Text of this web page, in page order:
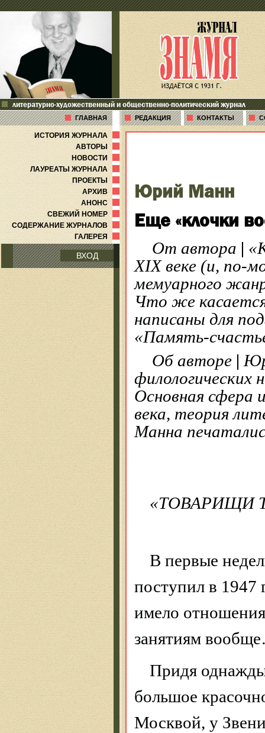
литературно-художественный и общественно-политический журнал
ГЛАВНАЯ РЕДАКЦИЯ КОНТАКТЫ
ИСТОРИЯ ЖУРНАЛА
АВТОРЫ
НОВОСТИ
ЛАУРЕАТЫ ЖУРНАЛА
ПРОЕКТЫ
АРХИВ
АНОНС
СВЕЖИЙ НОМЕР
СОДЕРЖАНИЕ ЖУРНАЛОВ
ГАЛЕРЕЯ
ВХОД
Юрий Манн
Еще «клочки
От автора |
XIX веке (и, по-
мемуарного
Что же
написаны для
«Память-
Об авторе |
филологических
Основная сфера
века, теория
Манна
«ТОВАРИЩИ
В первые
поступил в 1947
имело
занятиям вообще
Придя однажды
большое
Москвой, у